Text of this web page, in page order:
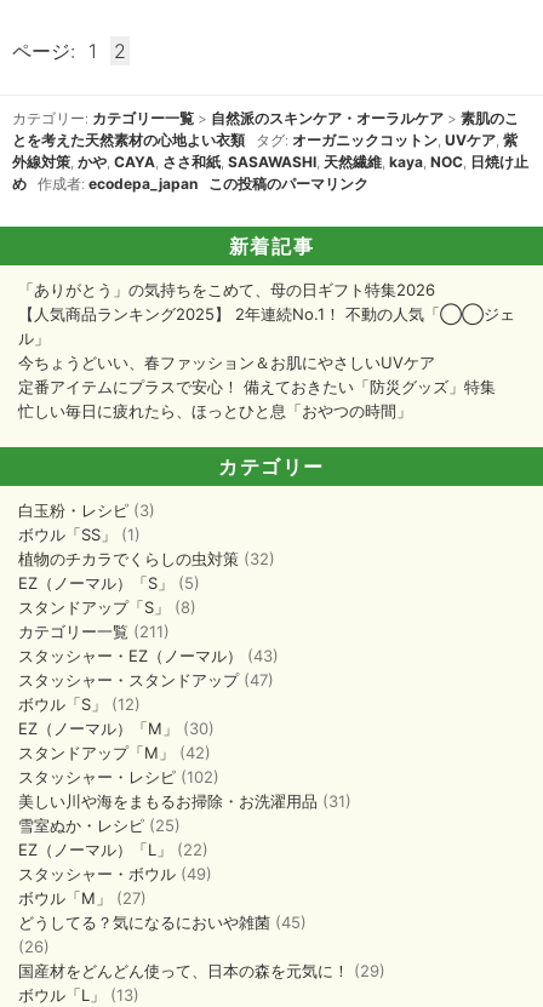
ページ: 1 2
カテゴリー: カテゴリー一覧 > 自然派のスキンケア・オーラルケア > 素肌のこ
とを考えた天然素材の心地よい衣類 タグ: オーガニックコットン, UVケア, 紫
外線対策, かや, CAYA, ささ和紙, SASAWASHI, 天然繊維, kaya, NOC, 日焼け止
め 作成者: ecodepa_japan この投稿のパーマリンク
新着記事
「ありがとう」の気持ちをこめて、母の日ギフト特集2026
【人気商品ランキング2025】 2年連続No.1！ 不動の人気「◯◯ジェ
ル」
今ちょうどいい、春ファッション＆お肌にやさしいUVケア
定番アイテムにプラスで安心！ 備えておきたい「防災グッズ」特集
忙しい毎日に疲れたら、ほっとひと息「おやつの時間」
カテゴリー
白玉粉・レシピ (3)
ボウル「SS」
(1)
植物のチカラでくらしの虫対策 (32)
EZ（ノーマル）「S」
(5)
スタンドアップ「S」
(8)
カテゴリー一覧 (211)
スタッシャー・EZ（ノーマル）
(43)
スタッシャー・スタンドアップ(47)
ボウル「S」
(12)
EZ（ノーマル）「M」
(30)
スタンドアップ「M」
(42)
スタッシャー・レシピ (102)
美しい川や海をまもるお掃除・お洗濯用品 (31)
雪室ぬか・レシピ (25)
EZ（ノーマル）「L」
(22)
スタッシャー・ボウル (49)
ボウル「M」
(27)
どうしてる？気になるにおいや雑菌 (45)
(26)
国産材をどんどん使って、日本の森を元気に！
(29)
ボウル「L」
(13)